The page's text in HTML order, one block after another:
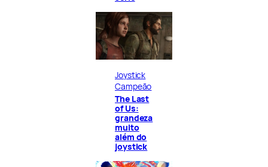
Joystick
Campeão
The Last
of Us:
grandeza
muito
além do
joystick